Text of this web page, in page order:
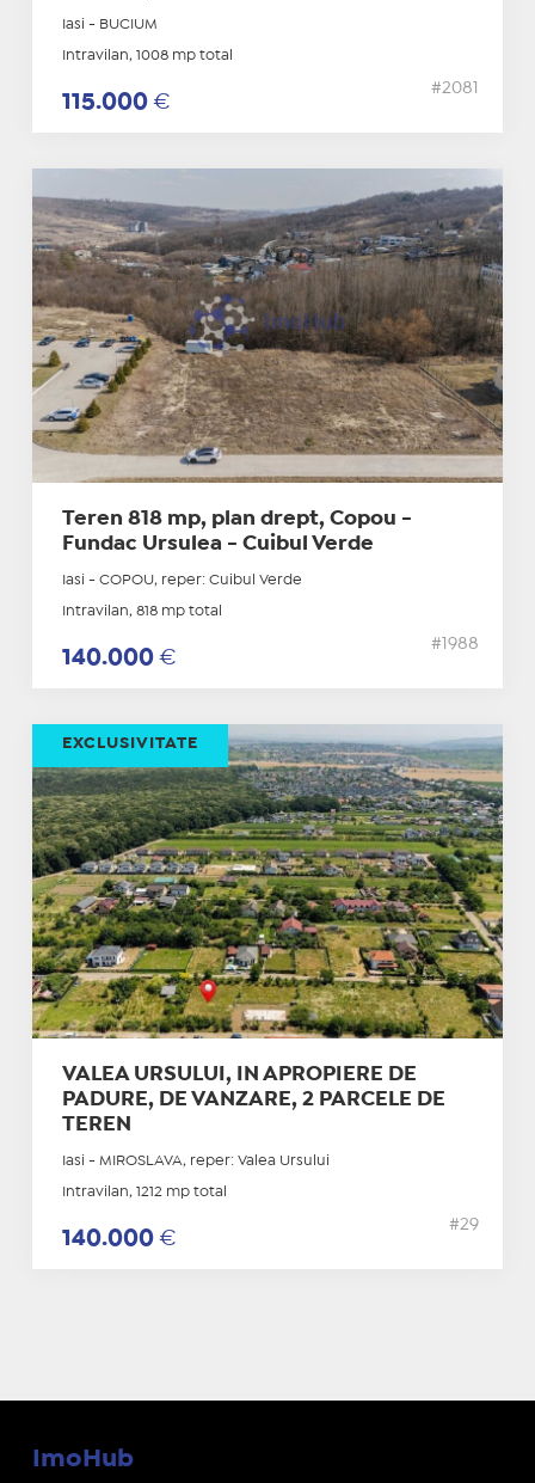
Iasi - BUCIUM
Intravilan, 1008 mp total
115.000 €
#2081
Teren 818 mp, plan drept, Copou -
Fundac Ursulea - Cuibul Verde
Iasi - COPOU, reper: Cuibul Verde
Intravilan, 818 mp total
140.000 €
#1988
VALEA URSULUI, IN APROPIERE DE
PADURE, DE VANZARE, 2 PARCELE DE
TEREN
Iasi - MIROSLAVA, reper: Valea Ursului
Intravilan, 1212 mp total
140.000 €
#29
EXCLUSIVITATE
ImoHub